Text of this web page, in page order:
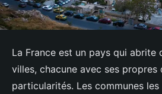
La France est un pays qui abrite
villes, chacune avec ses
particularités. Les communes